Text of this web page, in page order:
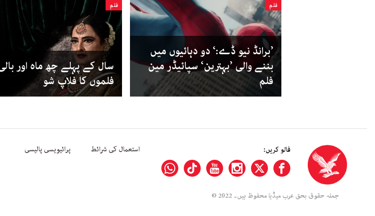
فلم
’برانڈ نیو ڈے:‘ دو دہائیوں میں
بننے والی ’بہترین‘ سپائیڈر مین
فلم
فلم
سال کے پہلے چھ ماہ اور
فلموں کا فلاپ شو
فالو کریں: استعمال کی شرائط پرائیویسی پالیسی
جملہ حقوق بحق عرب میڈیا محفوظ ہیں۔ 2022 ©